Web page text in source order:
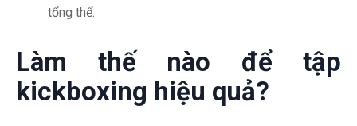
tổng thể.
Làm thế nào để tập
kickboxing hiệu quả?